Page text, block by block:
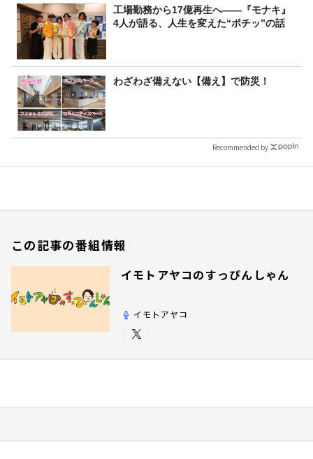
工場勤務から17億再生へ——『モナキ』
4人が語る、人生を変えた“ポチッ”の話
わざわざ備えない【備え】で防災！
Recommended by
この記事の番組情報
イモトアヤコのすっぴんしゃん
イモトアヤコ